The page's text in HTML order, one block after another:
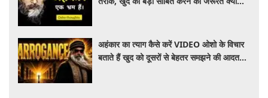
अहंकार का त्याग कैसे करें VIDEO ओशो के विचार
बताते हैं खुद को दूसरों से बेहतर समझने की आदत